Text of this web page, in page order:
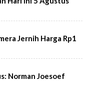
Jernih Harga Rp1
Norman Joesoef